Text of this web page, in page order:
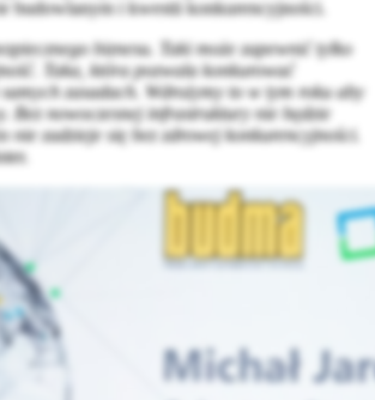
budowlanym i kwestii konkurencyjności.
biznesu. Taki może zapewnić tylko
Taka, która pozwala konkurować
zasadach. Wdrożymy to w tym roku aby
Bez nowoczesnej infrastruktury nie będzie
nie zadzieje się bez zdrowej konkurencyjności.